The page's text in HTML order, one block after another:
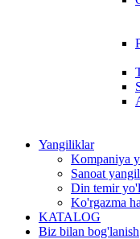
Yangiliklar
Kompaniya
Sanoat
Din temir
Ko'rgazma
KATALOG
Biz bilan bog'lanish